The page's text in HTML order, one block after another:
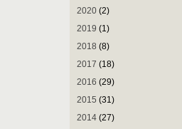
2020 (2)
2019 (1)
2018 (8)
2017 (18)
2016 (29)
2015 (31)
2014 (27)